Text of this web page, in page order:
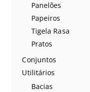
Panelões
Papeiros
Tigela Rasa
Pratos
Conjuntos
Utilitários
Bacias